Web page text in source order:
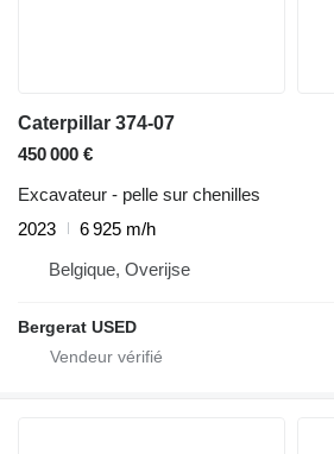
Caterpillar 374-07
450 000 €
Excavateur - pelle sur chenilles
2023
6 925 m/h
Belgique, Overijse
Bergerat USED